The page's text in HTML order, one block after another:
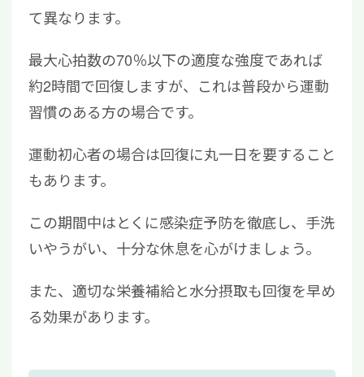
て異なります。
最大心拍数の70％以下の適度な強度であれば
約2時間で回復しますが、これは普段から運動
習慣のある方の場合です。
運動初心者の場合は回復に丸一日を要すること
もあります。
この期間中はとくに感染症予防を徹底し、手洗
いやうがい、十分な休息を心がけましょう。
また、適切な栄養補給と水分摂取も回復を早め
る効果があります。